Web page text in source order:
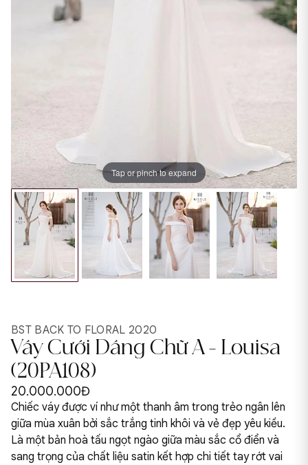
Tap or pinch to expand
BST BACK TO FLORAL 2020
Váy Cưới Dáng Chữ A - Louisa
(20PA108)
20.000.000Đ
Chiếc váy được ví như một thanh âm trong trẻo ngân lên
giữa mùa xuân bởi sắc trắng tinh khôi và vẻ đẹp yêu kiều.
Là một bản hoà tấu ngọt ngào giữa màu sắc cổ điển và
sang trọng của chất liệu satin kết hợp chi tiết tay rớt vai